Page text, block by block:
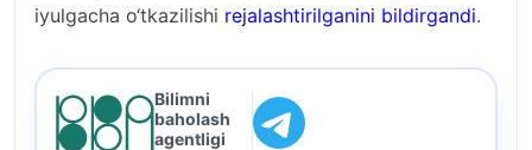
iyulgacha o‘tkazilishi rejalashtirilganini bildirgandi.
Bilimni
baholash
agentligi